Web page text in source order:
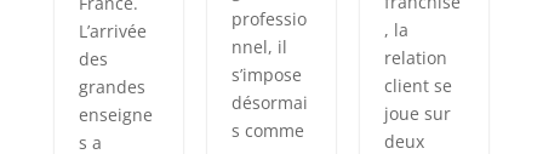
L’arrivée
des
grandes
enseigne
s a
professio
nnel, il
s’impose
désormai
s comme
, la
relation
client se
joue sur
deux